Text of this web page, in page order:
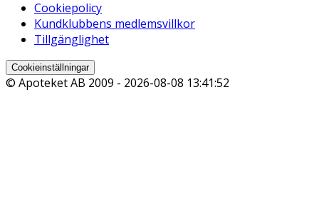
Cookiepolicy
Kundklubbens medlemsvillkor
Tillgänglighet
Cookieinställningar
© Apoteket AB 2009 - 2026-08-08 13:41:52